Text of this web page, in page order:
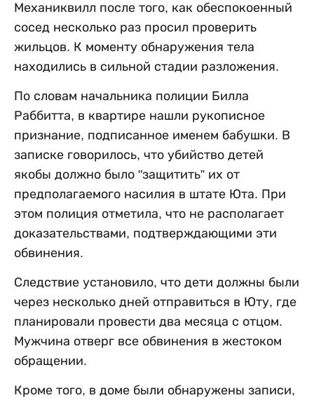
Механиквилл после того, как обеспокоенный
сосед несколько раз просил проверить
жильцов. К моменту обнаружения тела
находились в сильной стадии разложения.
По словам начальника полиции Билла
Раббитта, в квартире нашли рукописное
признание, подписанное именем бабушки. В
записке говорилось, что убийство детей
якобы должно было "защитить” их от
предполагаемого насилия в штате Юта. При
этом полиция отметила, что не располагает
доказательствами, подтверждающими эти
обвинения.
Следствие установило, что дети должны были
через несколько дней отправиться в Юту, где
планировали провести два месяца с отцом.
Мужчина отверг все обвинения в жестоком
обращении.
Кроме того, в доме были обнаружены записи,